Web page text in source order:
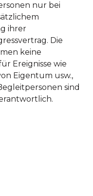
nur bei
ihrer
Die
keine
Ereignisse wie
Eigentum usw.,
sind